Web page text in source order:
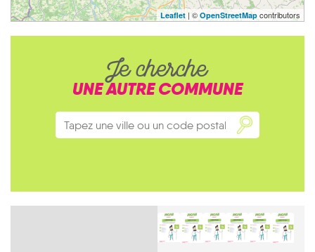
Leaflet | © OpenStreetMap contributors
Je cherche
UNE AUTRE COMMUNE